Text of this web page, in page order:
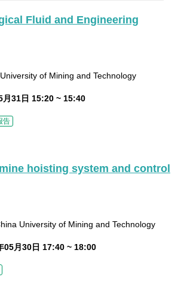
Fluid and Engineering
of Mining and Technology
月31日 15:20 ~ 15:40
告
hoisting system and control
University of Mining and Technology
05月30日 17:40 ~ 18:00